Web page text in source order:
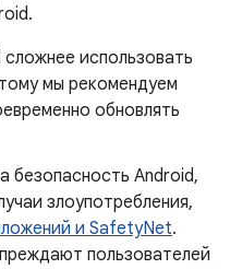
использовать
мы рекомендуем
обновлять
безопасность Android,
злоупотребления,
и SafetyNet.
пользователей